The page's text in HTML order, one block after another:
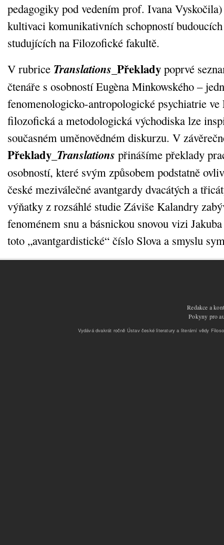
pedagogiky pod vedením prof. Ivana
kultivaci komunikativních schopností
studujících na Filozofické fakultě.
V rubrice Translations _Překlady poprvé
čtenáře s osobností Eugèna Minkowského –
fenomenologicko-antropologické psychiatrie
filozofická a metodologická východiska lze
současném uměnovědném diskurzu. V
Překlady_ Translations přinášíme překlady
osobností, které svým způsobem podstatně
české meziválečné avantgardy dvacátých a
výňatky z rozsáhlé studie Záviše Kalandry
fenoménem snu a básnickou snovou vizi
toto „avantgardistické“ číslo Slova a smyslu
Redakce a
Pokyny pro
Vydává dvakrát ročně Ústav české literatury a literární vědy